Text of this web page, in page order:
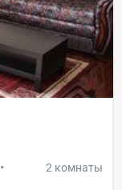
• 2 комнаты